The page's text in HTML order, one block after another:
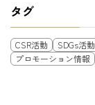
タグ
CSR活動 SDGs活動
プロモーション情報